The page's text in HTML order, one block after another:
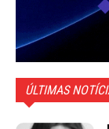
ÚLTIMAS